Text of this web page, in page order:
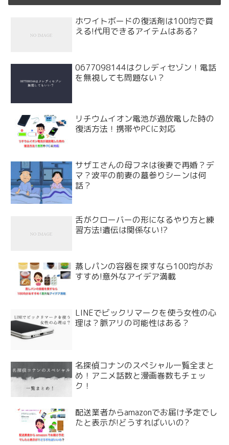
ホワイトボードの復活剤は100均で買
える!代用できるアイテムはある?
0677098144はクレディセゾン！電話
を無視しても問題ない？
リチウムイオン電池が過放電した時の
復活方法！携帯やPCに対応
サザエさんの母フネは後妻で再婚？デ
マ？波平の前妻の墓参りシーンは何
話？
舌がクローバーの形になるやり方と練
習方法!遺伝は関係ない⁉
蒸しパンの容器を探すなら100均がお
すすめ!意外なアイデア満載
LINEでビックリマークを使う女性の心
理は？脈アリの可能性はある？
名探偵コナンのスペシャル一覧全まと
め！アニメ話数と漫画巻数もチェッ
ク！
配送業者からamazonでお届け予定でし
たと表示が!どうすればいいの?